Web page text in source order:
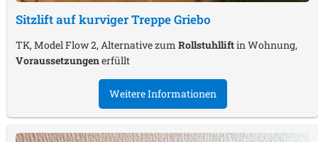
Sitzlift auf kurviger TreppeGriebo
TK, Model Flow 2, Alternative zum Rollstuhlliftin Wohnung,
Voraussetzungenerfüllt
Weitere Informationen